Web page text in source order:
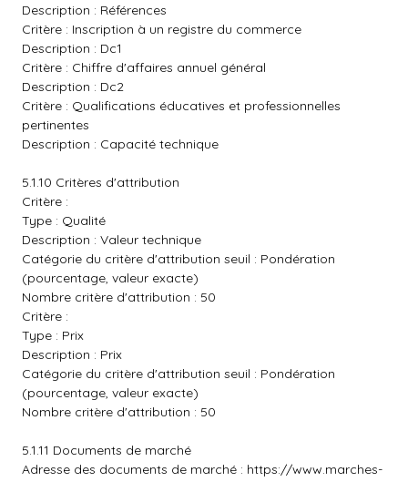
Description : Références
Critère : Inscription à un registre du commerce
Description : Dc1
Critère : Chiffre d'affaires annuel général
Description : Dc2
Critère : Qualifications éducatives et professionnelles
pertinentes
Description : Capacité technique
5.1.10 Critères d'attribution
Critère :
Type : Qualité
Description : Valeur technique
Catégorie du critère d'attribution seuil : Pondération
(pourcentage, valeur exacte)
Nombre critère d'attribution : 50
Critère :
Type : Prix
Description : Prix
Catégorie du critère d'attribution seuil : Pondération
(pourcentage, valeur exacte)
Nombre critère d'attribution : 50
5.1.11 Documents de marché
Adresse des documents de marché : https://www.marches-